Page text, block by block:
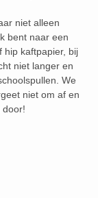
niet alleen
bent naar een
hip kaftpapier, bij
niet langer en
We
niet om af en
door!